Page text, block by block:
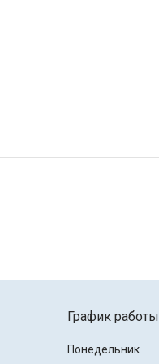
График работы
Понедельник